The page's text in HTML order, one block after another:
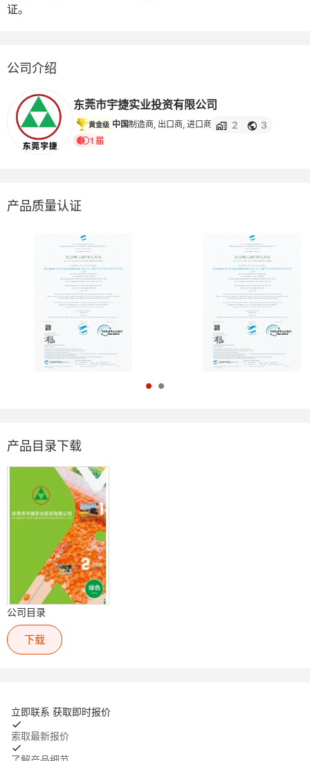
证。
公司介绍
东莞市宇捷实业投资有限公司
黄金级 中国制造商, 出口商, 进口商 2 3
1 届
产品质量认证
产品目录下载
公司目录
下载
立即联系 获取即时报价
索取最新报价